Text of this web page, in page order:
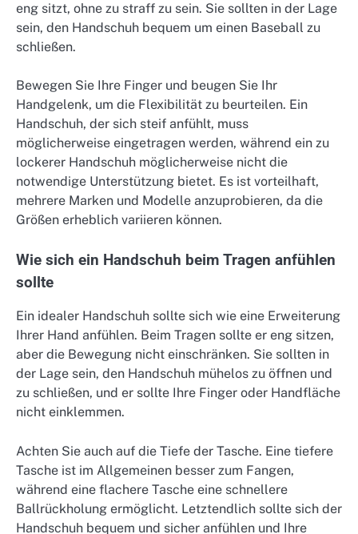
eng sitzt, ohne zu straff zu sein. Sie sollten in der Lage
sein, den Handschuh bequem um einen Baseball zu
schließen.
Bewegen Sie Ihre Finger und beugen Sie Ihr
Handgelenk, um die Flexibilität zu beurteilen. Ein
Handschuh, der sich steif anfühlt, muss
möglicherweise eingetragen werden, während ein zu
lockerer Handschuh möglicherweise nicht die
notwendige Unterstützung bietet. Es ist vorteilhaft,
mehrere Marken und Modelle anzuprobieren, da die
Größen erheblich variieren können.
Wie sich ein Handschuh beim Tragen anfühlen
sollte
Ein idealer Handschuh sollte sich wie eine Erweiterung
Ihrer Hand anfühlen. Beim Tragen sollte er eng sitzen,
aber die Bewegung nicht einschränken. Sie sollten in
der Lage sein, den Handschuh mühelos zu öffnen und
zu schließen, und er sollte Ihre Finger oder Handfläche
nicht einklemmen.
Achten Sie auch auf die Tiefe der Tasche. Eine tiefere
Tasche ist im Allgemeinen besser zum Fangen,
während eine flachere Tasche eine schnellere
Ballrückholung ermöglicht. Letztendlich sollte sich der
Handschuh bequem und sicher anfühlen und Ihre